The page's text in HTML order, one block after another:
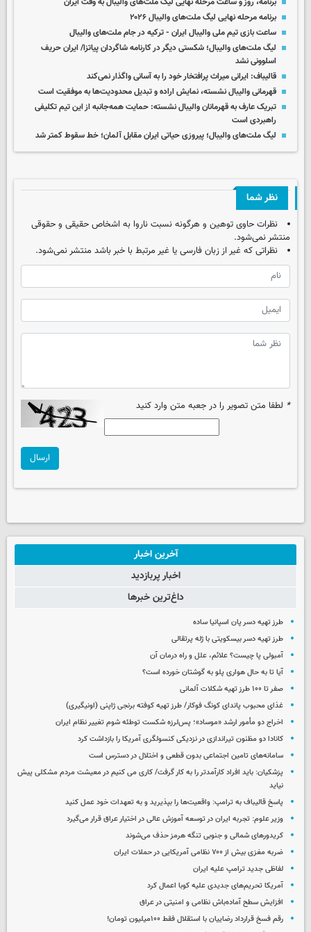
برنامه مرحله نهایی لیگ ملت‌های والیبال ۲۰۲۶
ساعت بازی تیم ملی والیبال ایران - ترکیه در جام ملت‌های والیبال
لیگ ملت‌های والیبال؛ شکستی دیگر در کارنامه شاگردان پیاتزا/ ایران حریف
اسلوونی نشد
قالیباف: ایرانی میراث پرافتخار خود را به آسانی واگذار نمی‌کند
قهرمانی والیبال نشسته، نمایش اراده و تبدیل محدودیت‌ها به موفقیت است
تبریک عارف به قهرمانان والیبال نشسته: حمایت همه‌جانبه از این تیم تکلیفی
راهبردی است
لیگ ملت‌های والیبال؛ پیروزی حیاتی ایران مقابل آلمان؛ خط سقوط کمتر شد
نظر شما
نظرات حاوی توهین و هرگونه نسبت ناروا به اشخاص حقیقی و حقوقی
منتشر نمی‌شود.
نظراتی که غیر از زبان فارسی یا غیر مرتبط با خبر باشد منتشر نمی‌شود.
* لطفا متن تصویر را در جعبه متن وارد کنید
ارسال
آخرین اخبار
اخبار پربازدید
داغ‌ترین خبرها
طرز تهیه دسر پان اسپانیا ساده
طرز تهیه دسر بیسکویتی با ژله پرتقالی
آمبولی پا چیست؟ علائم، علل و راه درمان آن
آیا تا به حال هواری پلو به گوشتان خورده است؟
صفر تا ۱۰۰ طرز تهیه شکلات آلمانی
غذای محبوب پاندای کونگ فوکار/ طرز تهیه کوفته برنجی ژاپنی (اونیگیری)
اخراج دو مأمور ارشد «موساد»؛ پس‌لرزه شکست توطئه شوم تغییر نظام ایران
کانادا دو مظنون تیراندازی در نزدیکی کنسولگری آمریکا را بازداشت کرد
سامانه‌های تامین اجتماعی بدون قطعی و اختلال در دسترس است
پزشکیان: باید افراد کارآمدتر را به کار گرفت/ کاری می کنیم در معیشت مردم مشکلی پیش
نیاید
پاسخ قالیباف به ترامپ: واقعیت‌ها را بپذیرید و به تعهدات خود عمل کنید
وزیر علوم: تجربه ایران در توسعه آموزش عالی در اختیار عراق قرار می‌گیرد
کریدورهای شمالی و جنوبی تنگه هرمز حذف می‌شوند
ضربه مغزی بیش از ۷۰۰ نظامی آمریکایی در حملات ایران
لفاظی جدید ترامپ علیه ایران
آمریکا تحریم‌های جدیدی علیه کوبا اعمال کرد
افزایش سطح آماده‌باش نظامی و امنیتی در عراق
رقم فسخ قرارداد رضاییان با استقلال فقط ۱۰۰میلیون تومان!